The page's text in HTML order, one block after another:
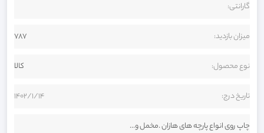
گارانتی:
میزان بازدید: 787
نوع محصول: کالا
تاریخ درج: 1402/1/14
چاپ روی انواع پارچه های هازان .مخمل و...